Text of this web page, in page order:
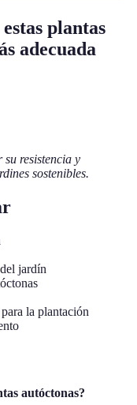
plantas
adecuada
resistencia y
sostenibles.
jardín
la plantación
autóctonas?